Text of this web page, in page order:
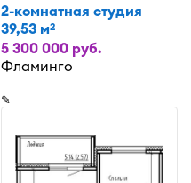
2-комнатная студия
39,53 м2
5 300 000 руб.
Фламинго
✎